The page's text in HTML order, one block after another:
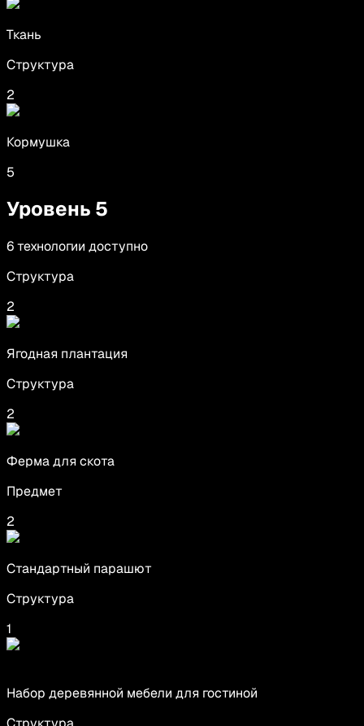
Ткань
Структура
2
Кормушка
5
Уровень 5
6технологии доступно
Структура
2
Ягодная плантация
Структура
2
Ферма для скота
Предмет
2
Стандартный парашют
Структура
1
Набор деревянной мебели для гостиной